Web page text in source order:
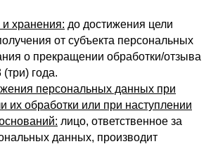
хранения: до достижения цели
от субъекта персональных
о прекращении обработки/отзыва
года.
персональных данных при
их обработки или при наступлении
лицо, ответственное за
данных, производит